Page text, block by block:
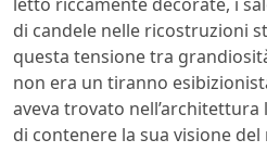
di candele nelle ricostruzioni
questa tensione tra
non era un tiranno
aveva trovato nell’architettura
di contenere la sua visione del